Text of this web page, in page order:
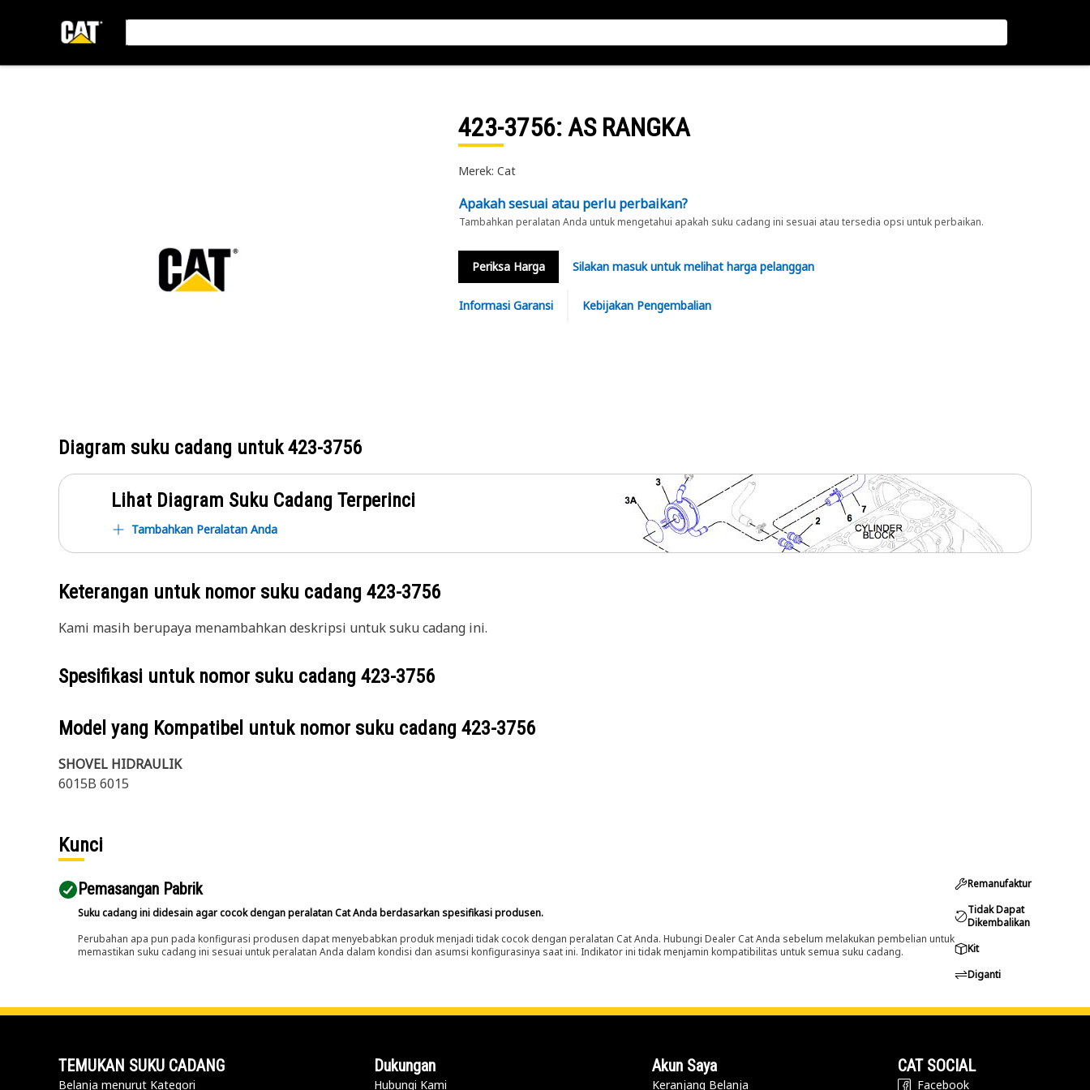
423-3756: AS RANGKA
Merek: Cat
Apakah sesuai atau perlu perbaikan?
Tambahkan peralatan Anda untuk mengetahui apakah suku cadang ini sesuai atau tersedia opsi untuk perbaikan.
Periksa Harga Silakan masuk untuk melihat harga pelanggan
Informasi Garansi Kebijakan Pengembalian
Diagram suku cadang untuk423-3756
Lihat Diagram Suku Cadang Terperinci
Tambahkan Peralatan Anda
Keterangan untuk nomor suku cadang 423-3756
Kami masih berupaya menambahkan deskripsi untuk suku cadang ini.
Spesifikasi untuk nomor suku cadang 423-3756
Model yang Kompatibel untuk nomor suku cadang 423-3756
SHOVEL HIDRAULIK
6015B 6015
Kunci
Pemasangan Pabrik
Suku cadang ini didesain agar cocok dengan peralatan Cat Anda berdasarkan spesifikasi produsen.
Perubahan apa pun pada konfigurasi produsen dapat menyebabkan produk menjadi tidak cocok dengan peralatan Cat Anda. Hubungi Dealer Cat Anda sebelum melakukan pembelian untuk
memastikan suku cadang ini sesuai untuk peralatan Anda dalam kondisi dan asumsi konfigurasinya saat ini. Indikator ini tidak menjamin kompatibilitas untuk semua suku cadang.
Remanufaktur
Tidak Dapat
Dikembalikan
Kit
Diganti
TEMUKAN SUKU CADANG
Belanja menurut Kategori
Dukungan
Hubungi Kami
Akun Saya
Keranjang Belanja
CAT SOCIAL
Facebook